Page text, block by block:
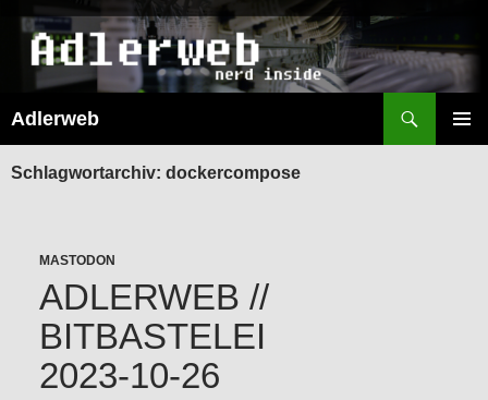
Adlerweb
SPRINGEN
Schlagwortarchiv: dockercompose
MASTODON
ADLERWEB //
BITBASTELEI
2023-10-26